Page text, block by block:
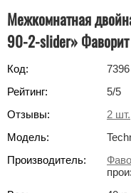
Межкомнатная
90-2-slider» Фаворит
Код:
7396
Рейтинг:
5/5
Отзывы:
2 шт.
Модель:
Производитель: